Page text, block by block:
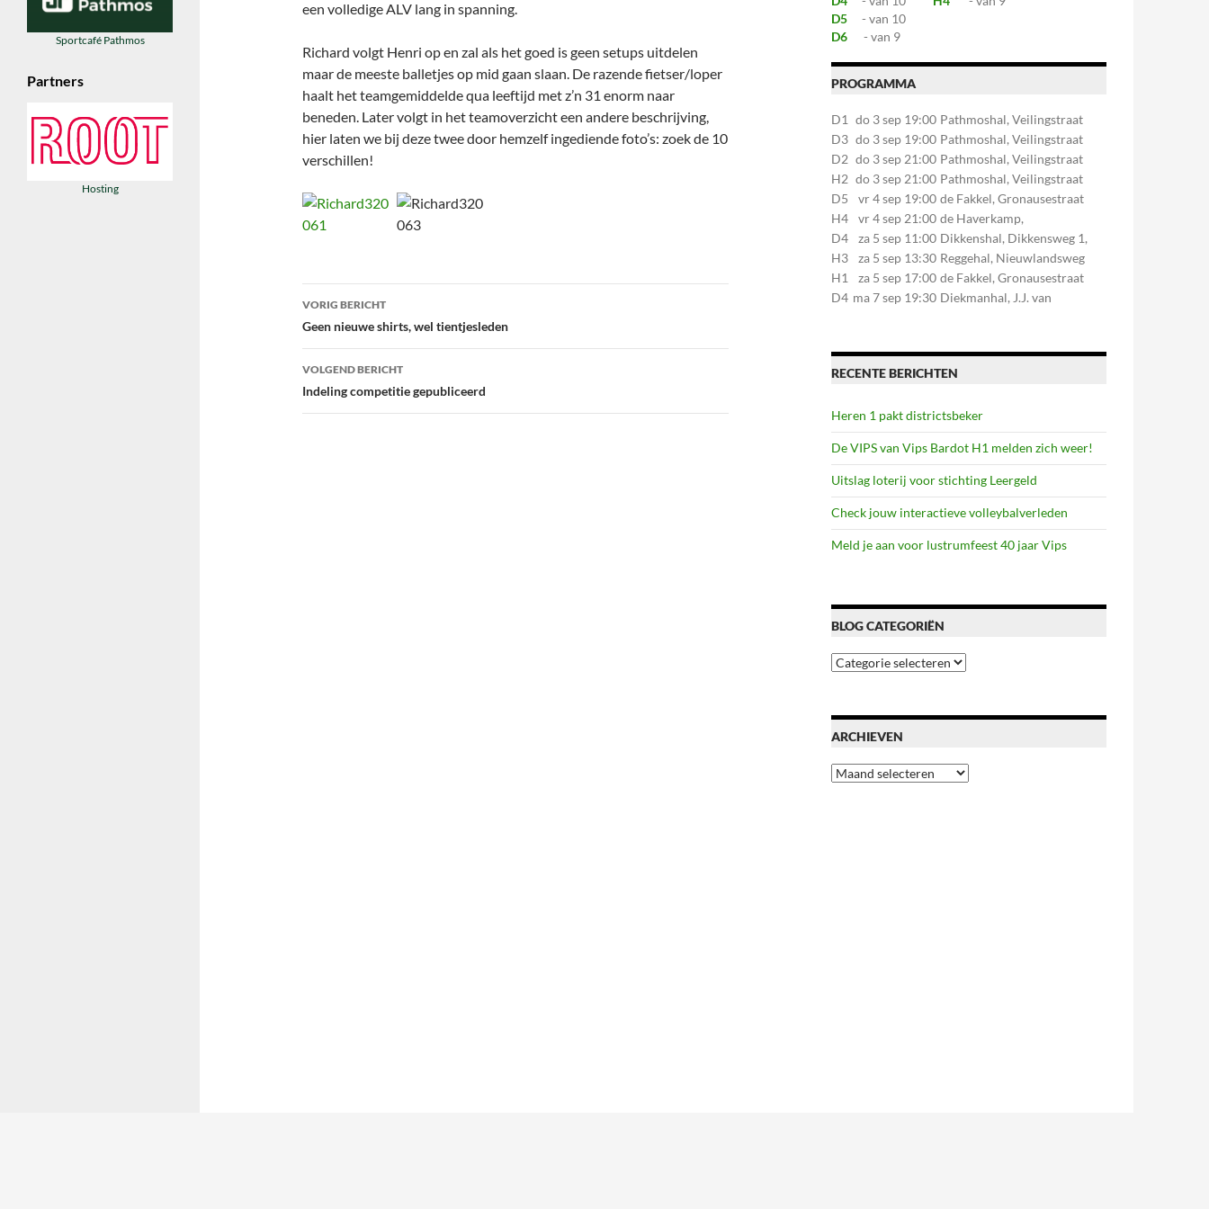
een volledige ALV lang in spanning.
Richard volgt Henri op en zal als het goed is geen setups uitdelen
maar de meeste balletjes op mid gaan slaan. De razende fietser/loper
haalt het teamgemiddelde qua leeftijd met z’n 31 enorm naar
beneden. Later volgt in het teamoverzicht een andere beschrijving,
hier laten we bij deze twee door hemzelf ingediende foto’s: zoek de 10
verschillen!
Bericht
navigatie
VORIG BERICHT
Geen nieuwe shirts, wel tientjesleden
VOLGEND BERICHT
Indeling competitie gepubliceerd
D5
- van 10
D6
- van 9
PROGRAMMA
D1 do 3 sep 19:00 Pathmoshal, Veilingstraat
20, 7545LZ Enschede
D3 do 3 sep 19:00 Pathmoshal, Veilingstraat
20, 7545LZ Enschede
D2 do 3 sep 21:00 Pathmoshal, Veilingstraat
20, 7545LZ Enschede
H2 do 3 sep 21:00 Pathmoshal, Veilingstraat
20, 7545LZ Enschede
D5 vr 4 sep 19:00 de Fakkel, Gronausestraat
107, 7581CE Losser
H4 vr 4 sep 21:00 de Haverkamp,
Stationsstraat 30, 7475AM
Markelo
D4 za 5 sep 11:00 Dikkenshal, Dikkensweg 1,
7641CC Wierden
H3 za 5 sep 13:30 Reggehal, Nieuwlandsweg
1, 7461VP Rijssen
H1 za 5 sep 17:00 de Fakkel, Gronausestraat
107, 7581CE Losser
D4 ma 7 sep 19:30 Diekmanhal, J.J. van
RECENTE BERICHTEN
Heren 1 pakt districtsbeker
De VIPS van Vips Bardot H1 melden zich weer!
Uitslag loterij voor stichting Leergeld
Check jouw interactieve volleybalverleden
Meld je aan voor lustrumfeest 40 jaar Vips
BLOG CATEGORIËN
Blog
categoriën
ARCHIEVEN
Archieven
Sportcafé Pathmos
Partners
Hosting